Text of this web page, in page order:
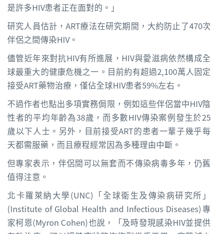
是許多HIV患者正在面對的。」
研究人員估計，ART療法在研究期間，大約防止了470次
伴侶之間傳染HIV。
儘管近年來對抗HIV有所進展，HIV與愛滋病依然構成全
球最重大的健康危機之一。目前約有超過2,100萬人固定
接受ART藥物治療，僅佔全球HIV患者59%左右。
不過作者也點出多項實務侷限，例如這些伴侶當中HIV陰
性者的平均年齡為38歲，而多數HIV傳染案例發生於25
歲以下人士。另外，目前接受ART的患者一輩子幾乎每
天都需服藥，而且療程經常因為多種理由中斷。
但專家表示，伴侶間可以無套而不傳染病毒多年，仍舊
值得注意。
北卡羅萊納大學(UNC)「全球衛生及傳染病研究所」
(Institute of Global Health and Infectious Diseases)專
家柯恩(Myron Cohen)也說，「及時發現感染HIV並提供